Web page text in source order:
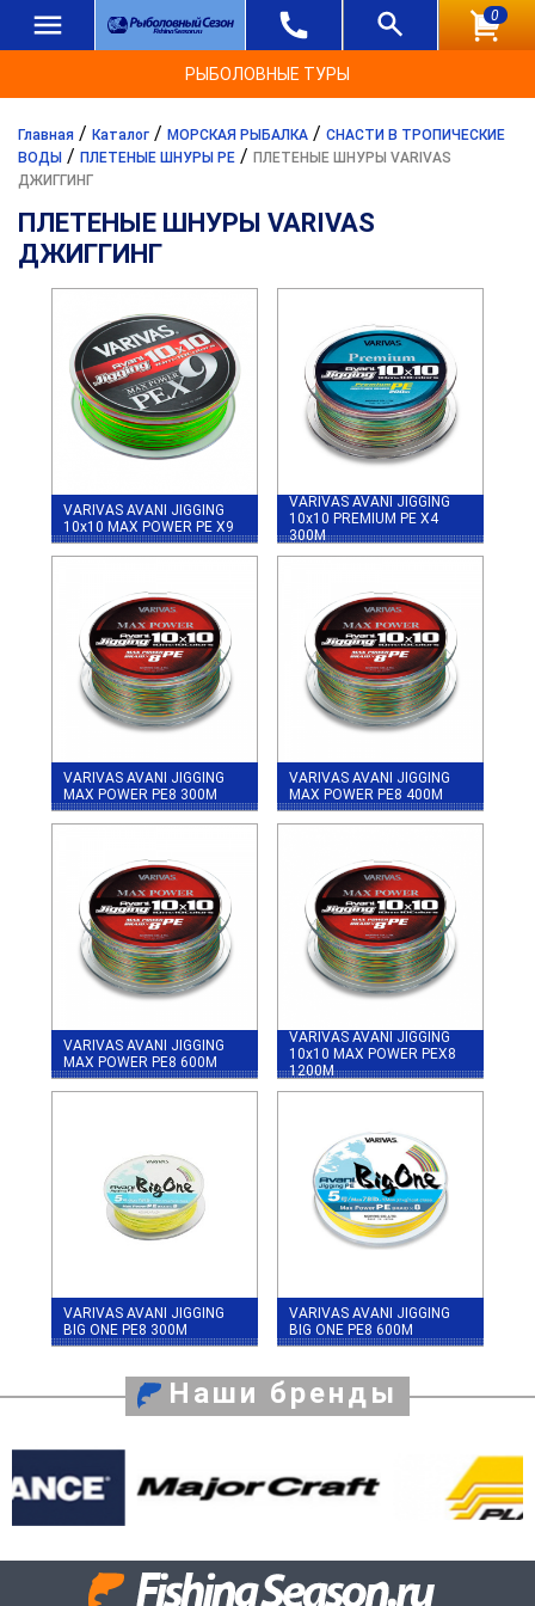
0
РЫБОЛОВНЫЕ ТУРЫ
Главная / Каталог / МОРСКАЯ РЫБАЛКА / СНАСТИ В ТРОПИЧЕСКИЕ
ВОДЫ / ПЛЕТЕНЫЕ ШНУРЫ PE / ПЛЕТЕНЫЕ ШНУРЫ VARIVAS
ДЖИГГИНГ
ПЛЕТЕНЫЕ ШНУРЫ VARIVAS
ДЖИГГИНГ
VARIVAS AVANI JIGGING
10x10 MAX POWER PE X9
VARIVAS AVANI JIGGING
10x10 PREMIUM PE X4
300M
VARIVAS AVANI JIGGING
MAX POWER PE8 300M
VARIVAS AVANI JIGGING
MAX POWER PE8 400M
VARIVAS AVANI JIGGING
MAX POWER PE8 600M
VARIVAS AVANI JIGGING
10x10 MAX POWER PEX8
1200M
VARIVAS AVANI JIGGING
BIG ONE PE8 300M
VARIVAS AVANI JIGGING
BIG ONE PE8 600M
Наши бренды